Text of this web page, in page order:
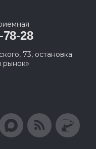
78-28
73, остановка
рынок»